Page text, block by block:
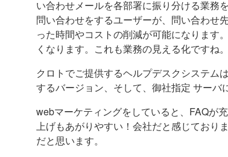
い合わせメールを各部署に振り分ける業務
問い合わせをするユーザーが、問い合わせ
った時間やコストの削減が可能になります
くなります。これも業務の見える化ですね。
クロトでご提供するヘルプデスクシステム
するバージョン、そして、御社指定 サーバ
webマーケティングをしていると、FAQが
上げもあがりやすい！会社だと感じており
だと思います。